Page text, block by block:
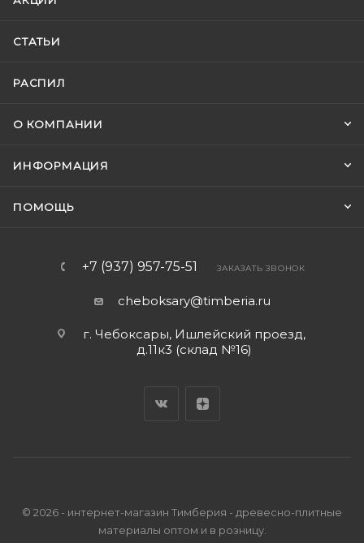
СТАТЬИ
РАСПИЛ
О КОМПАНИИ
ИНФОРМАЦИЯ
ПОМОЩЬ
+7 (937) 957-75-51 ЗАКАЗАТЬ ЗВОНОК
cheboksary@timberia.ru
г. Чебоксары, Ишлейский проезд,
д.11к3 (склад №16)
© 2026 - интернет-магазин Тимберия - древесно-плитные
материалы оптом и в розницу.